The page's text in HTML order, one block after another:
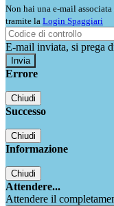
Non hai una e-mail
tramite la Login Spaggiari
E-mail inviata, si prega
Errore
Chiudi
Successo
Chiudi
Informazione
Chiudi
Attendere...
Attendere il